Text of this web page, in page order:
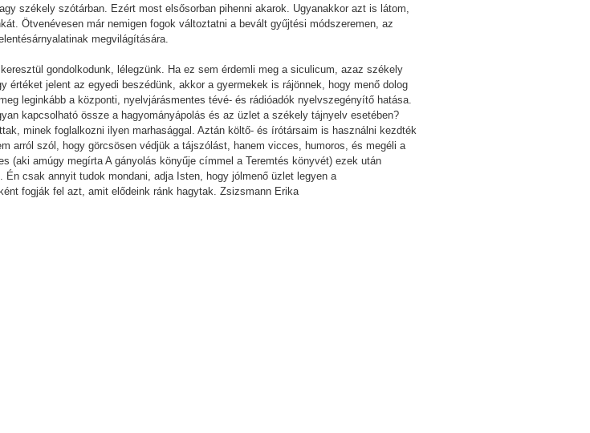
székely szótárban. Ezért most elsősorban pihenni akarok. Ugyanakkor azt is látom,
Ötvenévesen már nemigen fogok változtatni a bevált gyűjtési módszeremen, az
megvilágítására.
gondolkodunk, lélegzünk. Ha ez sem érdemli meg a siculicum, azaz székely
jelent az egyedi beszédünk, akkor a gyermekek is rájönnek, hogy menő dolog
leginkább a központi, nyelvjárásmentes tévé- és rádióadók nyelvszegényítő hatása.
kapcsolható össze a hagyományápolás és az üzlet a székely tájnyelv esetében?
minek foglalkozni ilyen marhasággal. Aztán költő- és írótársaim is használni kezdték
arról szól, hogy görcsösen védjük a tájszólást, hanem vicces, humoros, és megéli a
(aki amúgy megírta A gányolás könyűje címmel a Teremtés könyvét) ezek után
csak annyit tudok mondani, adja Isten, hogy jólmenő üzlet legyen a
fogják fel azt, amit elődeink ránk hagytak. Zsizsmann Erika